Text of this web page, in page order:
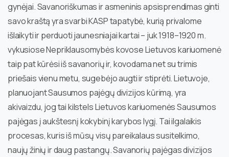
gynėjai. Savanoriškumas ir asmeninis apsisprendimas ginti
savo kraštą yra svarbi KASP tapatybė, kurią privalome
išlaikyti ir perduoti jaunesniajai kartai – juk 1918–1920 m.
vykusiose Nepriklausomybės kovose Lietuvos kariuomenė
taip pat kūrėsi iš savanorių ir, kovodama net su trimis
priešais vienu metu, sugebėjo augti ir stiprėti. Lietuvoje,
planuojant Sausumos pajėgų divizijos kūrimą, yra
akivaizdu, jog tai kilstels Lietuvos kariuomenės Sausumos
pajėgas į aukštesnį kokybinį karybos lygį. Tai ilgalaikis
procesas, kuris iš mūsų visų pareikalaus susitelkimo,
naujų žinių ir daug pastangų. Savanorių pajėgas divizijos